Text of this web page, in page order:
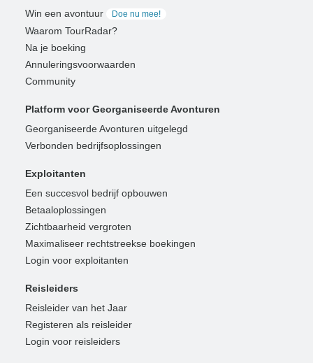
Win een avontuur
Doe nu mee!
Waarom TourRadar?
Na je boeking
Annuleringsvoorwaarden
Community
Platform voor Georganiseerde Avonturen
Georganiseerde Avonturen uitgelegd
Verbonden bedrijfsoplossingen
Exploitanten
Een succesvol bedrijf opbouwen
Betaaloplossingen
Zichtbaarheid vergroten
Maximaliseer rechtstreekse boekingen
Login voor exploitanten
Reisleiders
Reisleider van het Jaar
Registeren als reisleider
Login voor reisleiders